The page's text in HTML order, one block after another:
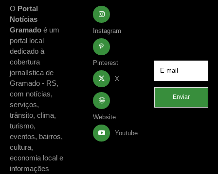
O Portal
Notícias
Gramado é um
portal local
dedicado à
cobertura
jornalística de
Gramado - RS,
com notícias,
serviços,
trânsito, clima,
turismo,
eventos, bairros,
cultura,
economia local e
informações
Instagram
Pinterest
X
Website
Youtube
Enviar